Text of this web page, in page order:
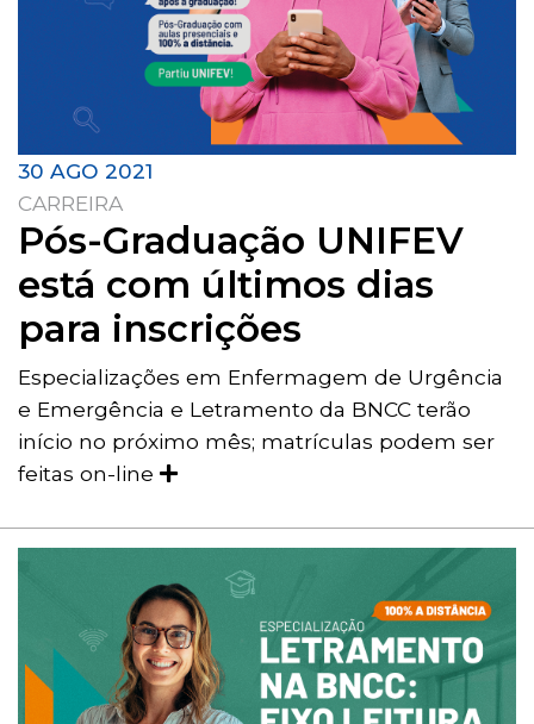
30 AGO 2021
CARREIRA
Pós-Graduação UNIFEV
está com últimos dias
para inscrições
Especializações em Enfermagem de Urgência
e Emergência e Letramento da BNCC terão
início no próximo mês; matrículas podem ser
feitas on-line